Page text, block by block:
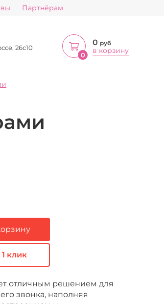
Партнёрам
26с10
0
0 руб
в корзину
клик
отличным решением для
звонка, наполняя